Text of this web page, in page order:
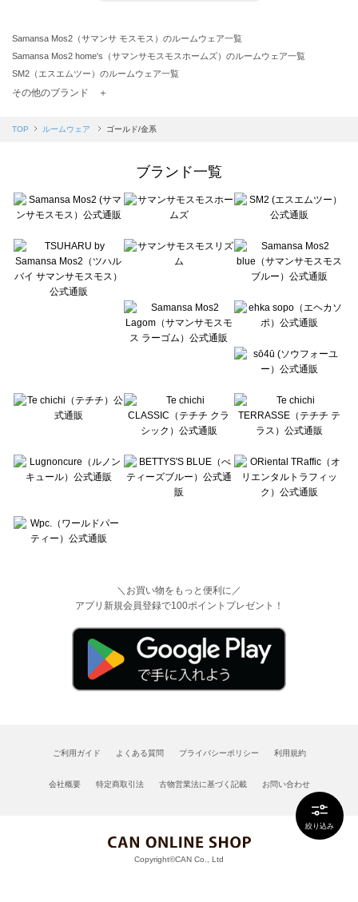
絞り込み
Samansa Mos2（サマンサ モスモス）のルームウェア一覧
Samansa Mos2 home's（サマンサモスモスホームズ）のルームウェア一覧
SM2（エスエムツー）のルームウェア一覧
TSUHARU by Samansa Mos2（ツハルバイサマンサモスモス）のルームウェア一覧
Samansa Mos2 blue（サマンサモスモス ブルー）のルームウェア一覧
sō4ū（ソウフォーユー）のルームウェア一覧
Te chichi（テチチ）のルームウェア一覧
Te chichi CLASSIC（テチチ クラシック）のルームウェア一覧
Lugnoncure（ルノンキュール）のルームウェア一覧
BETTY'S BLUE（べティーズブルー）のルームウェア一覧
Wpc.（ワールドパーティー）のルームウェア一覧
その他のブランド ＋
TOP ルームウェア ゴールド/金系
ブランド一覧
＼お買い物をもっと便利に／
アプリ新規会員登録で100ポイントプレゼント！
ご利用ガイド よくある質問 プライバシーポリシー 利用規約
会社概要 特定商取引法 古物営業法に基づく記載 お問い合わせ
Copyright©CAN Co., Ltd